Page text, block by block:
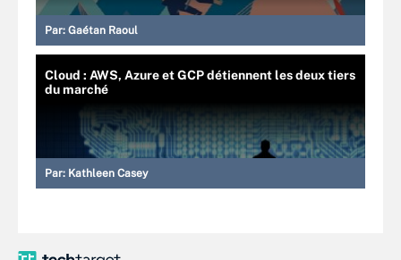
Par: Gaétan Raoul
Cloud : AWS, Azure et GCP détiennent les deux tiers
du marché
Par: Kathleen Casey